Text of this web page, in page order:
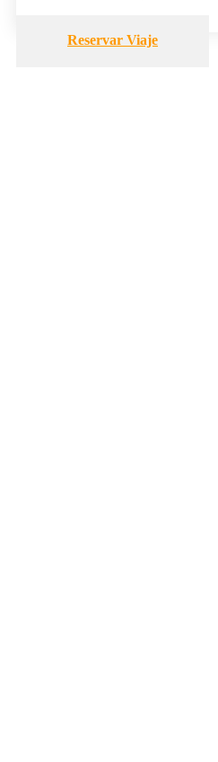
Reservar Viaje